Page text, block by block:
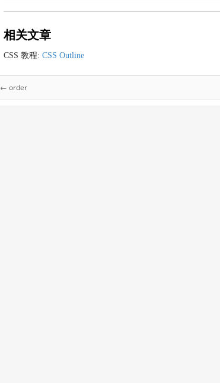
相关文章
CSS 教程: CSS Outline
← order